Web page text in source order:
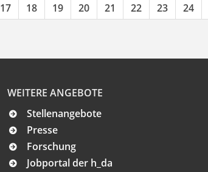
17 18 19 20 21 22 23 24
WEITERE ANGEBOTE
Stellenangebote
Presse
Forschung
Jobportal der h_da